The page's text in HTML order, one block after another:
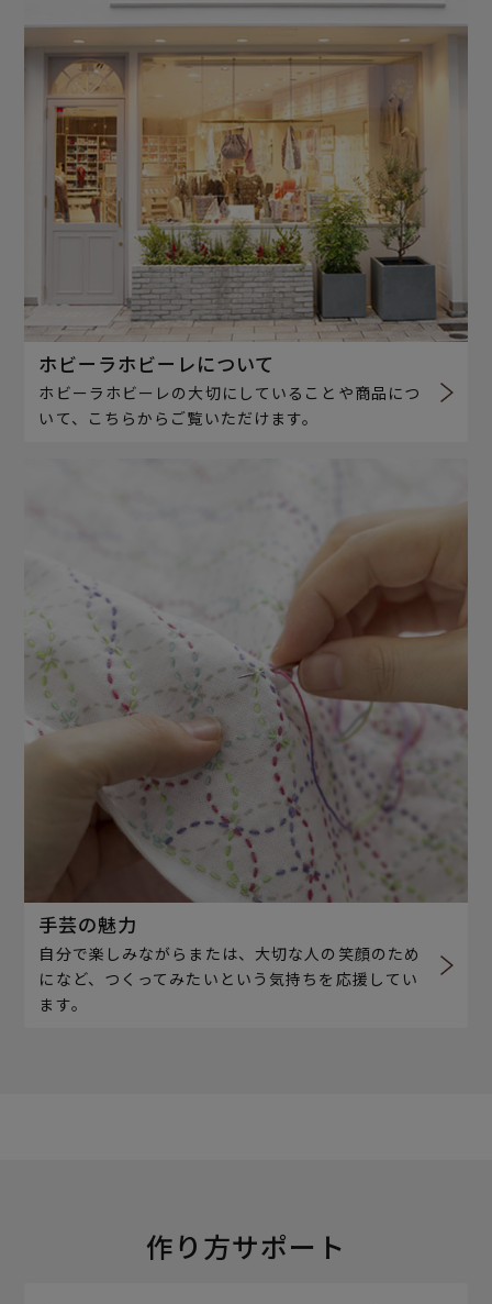
ホビーラホビーレについて
ホビーラホビーレの大切にしていることや商品につ
いて、こちらからご覧いただけます。
手芸の魅力
自分で楽しみながらまたは、大切な人の笑顔のため
になど、つくってみたいという気持ちを応援してい
ます。
作り方サポート